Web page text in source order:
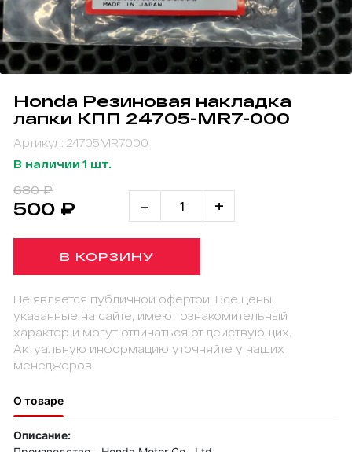
Honda Резиновая накладка
лапки КПП 24705-MR7-000
Артикул: 24705MR7000
В наличии 1 шт.
680 ₽
500 ₽ - +
В КОРЗИНУ
Не является публичной офертой. Все цены,
указанные на сайте, имеют ознакомительный
характер и могут отличаться от действующих.
Актуальную информацию уточняйте у наших
менеджеров.
О товаре
Описание: